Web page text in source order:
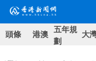
頭條 港澳 五年規
劃
大